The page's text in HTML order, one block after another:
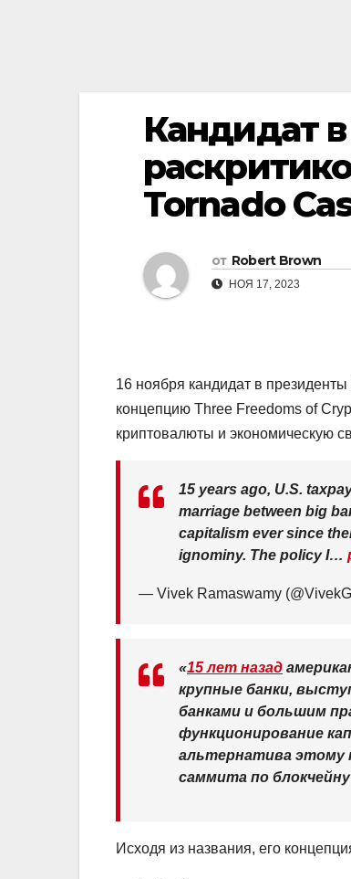
Кандидат
Tornado
от Robert Brown
НОЯ 17, 2023
16 ноября кандидат в
концепцию Three Freedoms of
криптовалюты и экономическую
15 years ago, U.S.
marriage between big
capitalism ever since
ignominy. The policy I…
— Vivek Ramaswamy
«15 лет назад
крупные банки,
банками и большим
функционирование
альтернатива этому
саммита по
Исходя из названия, его